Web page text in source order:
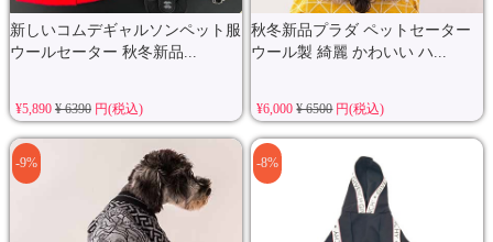
新しいコムデギャルソンペット服
ウールセーター 秋冬新品...
¥5,890 ¥ 6390円(税込)
秋冬新品プラダ ペットセーター
ウール製 綺麗 かわいい ハ...
¥6,000¥ 6500円(税込)
-9% -8%